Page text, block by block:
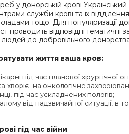
у донорській крові
служби крові та їх
тощо. Для популяризації
проводить відповідні тематичні
людей до добровільного
життя ваша кров:
під час планової хірургічної
хворіє на онкологічне
під час ускладнених пологів;
від надзвичайної ситуації, в
під час війни